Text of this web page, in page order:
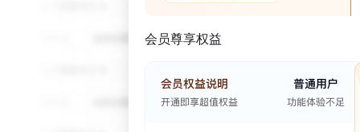
会员尊享权益